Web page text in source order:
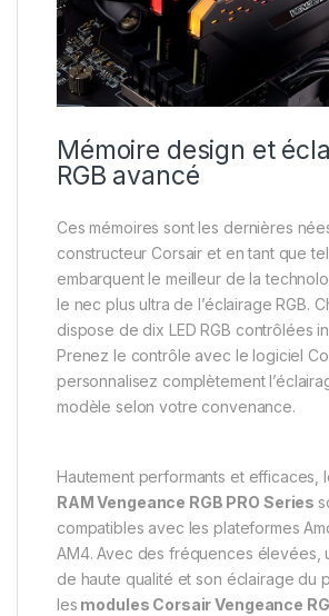
Mémoire design et
RGB avancé
Ces mémoires sont les dernières
constructeur Corsair et en tant que
embarquent le meilleur de la
le nec plus ultra de l’éclairage RGB.
dispose de dix LED RGB contrôlées
Prenez le contrôle avec le logiciel
personnalisez complètement
modèle selon votre convenance.
Hautement performants et efficaces,
RAM Vengeance RGB PRO Series
compatibles avec les plateformes
AM4. Avec des fréquences élevées,
de haute qualité et son éclairage du
les modules Corsair Vengeance